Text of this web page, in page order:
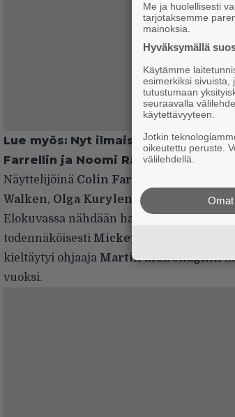
Lue myös: Nyt ilmaiskatselussa:
Farrellin ja Noomi Rapacen väkevä
Näyttelijöinä Colin Farrell
Walken, Olga Kurylenko Tom
Elokuvassa nähdään hautakivi, jossa
todennäköisesti Mickey Rourkeen
kieltäytyi ohjaaja Martin McDonaghin
vuoksi.
Me ja huolellisesti
tarjotaksemme
mainoksia.
Hyväksymällä
Käytämme
esimerkiksi sivuista,
tutustumaan
seuraavalla
käytettävyyteen.
Jotkin
oikeutettu peruste.
välilehdellä.